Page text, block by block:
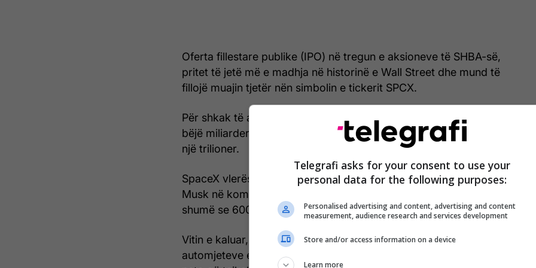
Oferta fillestare publike (IPO) në tregun e aksioneve të SHBA-së,
pritet të jetë më e madhja në historinë e Wall Street dhe mund të
fillojë muajin tjetër nën simbolin e tickerit SPCX.
Për shkak të aksioneve që ai do të zotërojë në SpaceX, IPO mund ta
bëjë miliarderin Musk, i cili është tashmë personi më i pasur në botë,
një trilioner.
SpaceX vlerësohet në 1.25 trilion dollarë dhe pronësia shumicë e
Musk në kompani do të thotë që aksionet e tij mund të vlejnë më
shumë se 600 miliardë dollarë.
Vitin e kaluar, Musk, i cili është gjithashtu shefi i prodhuesit të
automjeteve elektrike Tesla, u bë personi i parë që arriti një pasuri
Telegrafi asks for your consent to use your
personal data for the following purposes:
Personalised advertising and content, advertising and content
measurement, audience research and services development
Store and/or access information on a device
Learn more